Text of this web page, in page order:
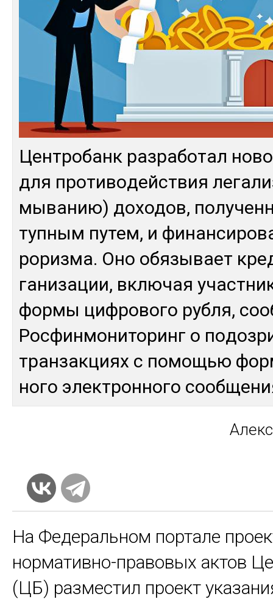
Цен­тро­банк раз­ра­ботал
для про­тиво­дей­ствия
мы­ванию) до­ходов,
туп­ным пу­тем, и
ро­риз­ма. Оно обя­зывает
га­низа­ции, вклю­чая
фор­мы циф­ро­вого руб­ля,
Рос­фин­мо­нито­ринг о
тран­зак­циях с по­мощью
но­го элек­трон­но­го
На Федеральном портале
нормативно-правовых актов
(ЦБ) разместил проект